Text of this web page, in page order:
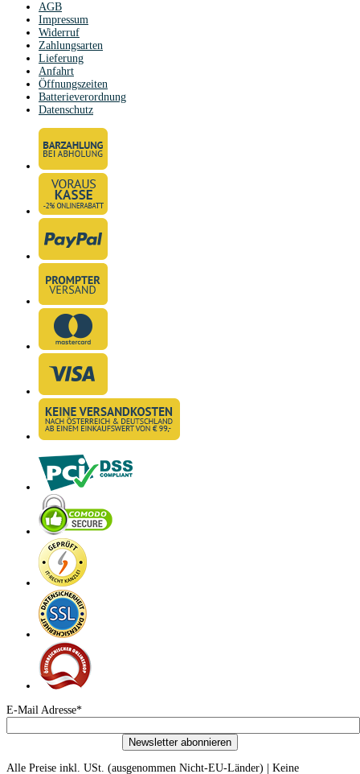
AGB
Impressum
Widerruf
Zahlungsarten
Lieferung
Anfahrt
Öffnungszeiten
Batterieverordnung
Datenschutz
E-Mail Adresse*
Newsletter abonnieren
Alle Preise inkl. USt. (ausgenommen Nicht-EU-Länder) | Keine